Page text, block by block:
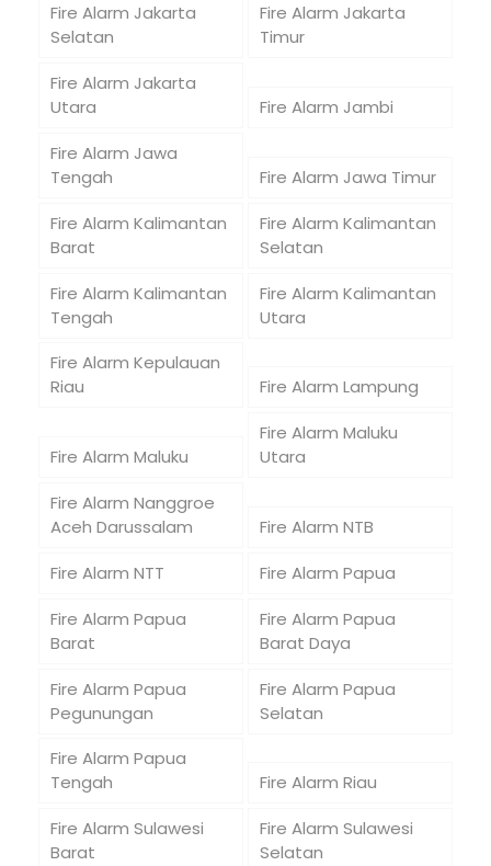
Fire Alarm Jakarta
Selatan
Fire Alarm Jakarta
Timur
Fire Alarm Jakarta
Utara
Fire Alarm Jambi
Fire Alarm Jawa
Tengah
Fire Alarm Jawa Timur
Fire Alarm Kalimantan
Barat
Fire Alarm Kalimantan
Selatan
Fire Alarm Kalimantan
Tengah
Fire Alarm Kalimantan
Utara
Fire Alarm Kepulauan
Riau
Fire Alarm Lampung
Fire Alarm Maluku
Fire Alarm Maluku
Utara
Fire Alarm Nanggroe
Aceh Darussalam
Fire Alarm NTB
Fire Alarm NTT
Fire Alarm Papua
Fire Alarm Papua
Barat
Fire Alarm Papua
Barat Daya
Fire Alarm Papua
Pegunungan
Fire Alarm Papua
Selatan
Fire Alarm Papua
Tengah
Fire Alarm Riau
Fire Alarm Sulawesi
Barat
Fire Alarm Sulawesi
Selatan